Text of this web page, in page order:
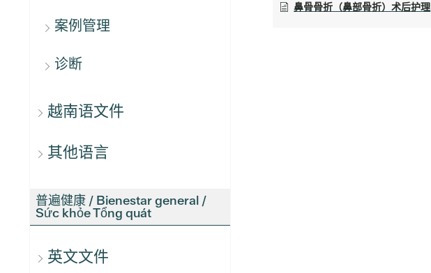
案例管理
诊断
越南语文件
其他语言
普遍健康 / Bienestar general /
Sức khỏe Tổng quát
英文文件
鼻骨骨折（鼻部骨折）术后护理